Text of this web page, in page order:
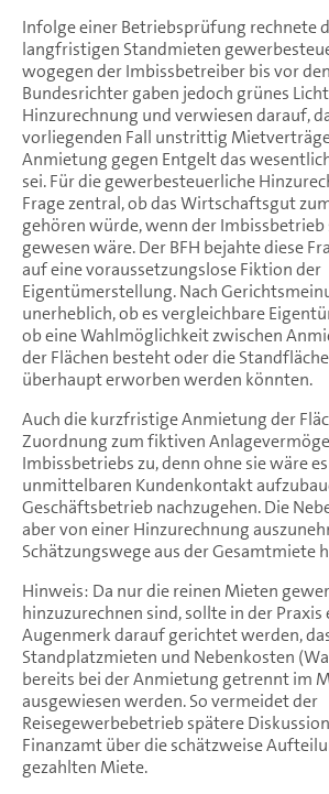
Infolge einer Betriebsprüfung rechnete
langfristigen Standmieten
wogegen der Imbissbetreiber bis vor
Bundesrichter gaben jedoch grünes
Hinzurechnung und verwiesen darauf,
vorliegenden Fall unstrittig
Anmietung gegen Entgelt das
sei. Für die gewerbesteuerliche
Frage zentral, ob das Wirtschaftsgut
gehören würde, wenn der
gewesen wäre. Der BFH bejahte diese
auf eine voraussetzungslose Fiktion der
Eigentümerstellung. Nach
unerheblich, ob es vergleichbare
ob eine Wahlmöglichkeit zwischen
der Flächen besteht oder die
überhaupt erworben werden könnten.
Auch die kurzfristige Anmietung der
Zuordnung zum fiktiven
Imbissbetriebs zu, denn ohne sie wäre
unmittelbaren Kundenkontakt
Geschäftsbetrieb nachzugehen. Die
aber von einer Hinzurechnung
Schätzungswege aus der Gesamtmiete
Hinweis: Da nur die reinen Mieten
hinzuzurechnen sind, sollte in der Praxis
Augenmerk darauf gerichtet werden,
Standplatzmieten und Nebenkosten
bereits bei der Anmietung getrennt im
ausgewiesen werden. So vermeidet der
Reisegewerbebetrieb spätere
Finanzamt über die schätzweise
gezahlten Miete.